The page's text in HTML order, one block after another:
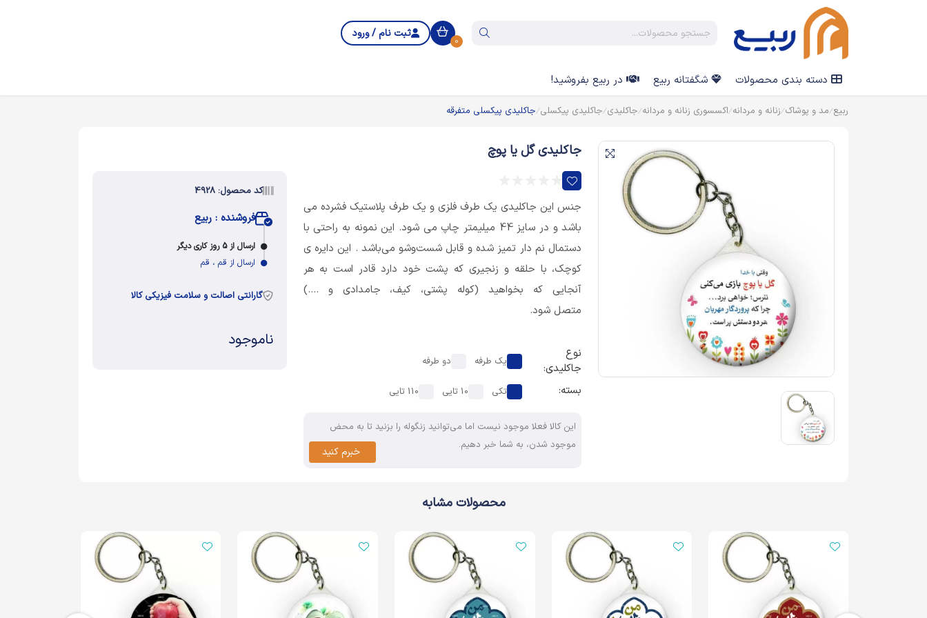
0
ثبت نام / ورود
دسته بندی محصولات شگفتانه ربیع در ربیع بفروشید!
ربیع مد و پوشاک زنانه و مردانه اکسسوری زنانه و مردانه جاکلیدی جاکلیدی پیکسلی جاکلیدی پیکسلی متفرقه
جاکلیدی گل یا پوچ
جنس این جاکلیدی یک طرف فلزی و یک طرف پلاستیک فشرده می
باشد و در سایز 44 میلیمتر چاپ می شود. این نمونه به راحتی با
دستمال نم دار تمیز شده و قابل شست‌وشو می‌باشد . این دایره ی
کوچک، با حلقه و زنجیری که پشت خود دارد قادر است به هر
آنجایی که بخواهید (کوله پشتی، کیف، جامدادی و ....)
متصل شود.
نوع
جاکلیدی:
یک طرفه دو طرفه
بسته: تکی 10 تایی 110 تایی
این کالا فعلا موجود نیست اما می‌توانید زنگوله را بزنید تا به محض
موجود شدن، به شما خبر دهیم.
خبرم کنید
کد محصول: 4928
فروشنده : ربیع
ارسال از 5 روز کاری دیگر
ارسال از قم ، قم
گارانتی اصالت و سلامت فیزیکی کالا
ناموجود
محصولات مشابه